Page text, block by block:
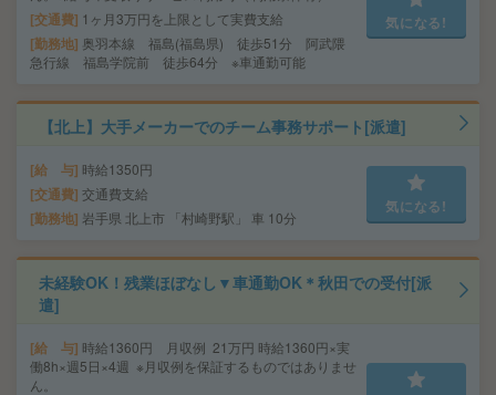
交通費 1ヶ月3万円を上限として実費支給
勤務地 奥羽本線 福島(福島県) 徒歩51分 阿武隈
急行線 福島学院前 徒歩64分 ※車通勤可能
気になる!
【北上】大手メーカーでのチーム事務サポート[派遣]
給 与 時給1350円
交通費 交通費支給
勤務地 岩手県 北上市 「村崎野駅」 車 10分
気になる!
未経験OK！残業ほぼなし▼車通勤OK＊秋田での受付[派
遣]
給 与 時給1360円 月収例 21万円 時給1360円×実
働8h×週5日×4週 ※月収例を保証するものではありませ
ん。